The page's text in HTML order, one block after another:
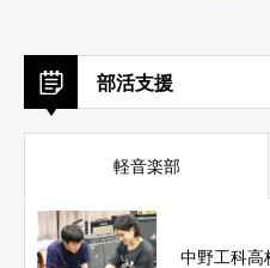
部活支援
軽音楽部
中野工科高